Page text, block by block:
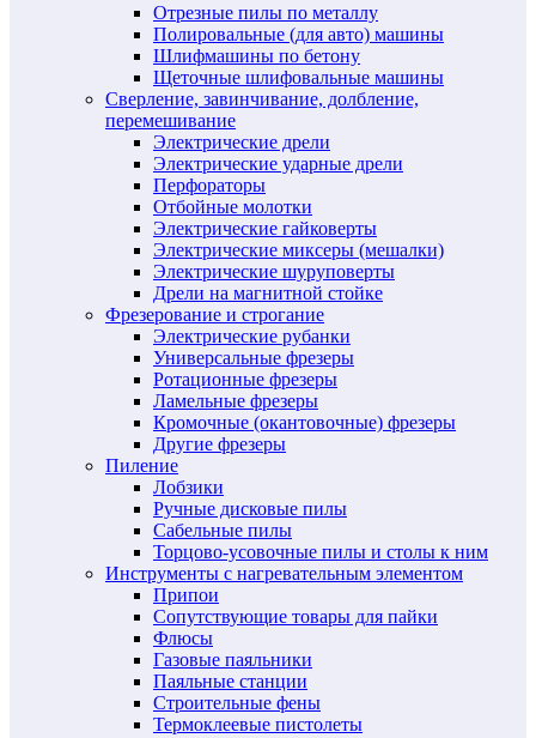
Отрезные пилы по металлу
Полировальные (для авто) машины
Шлифмашины по бетону
Щеточные шлифовальные машины
Сверление, завинчивание, долбление,
перемешивание
Электрические дрели
Электрические ударные дрели
Перфораторы
Отбойные молотки
Электрические гайковерты
Электрические миксеры (мешалки)
Электрические шуруповерты
Дрели на магнитной стойке
Фрезерование и строгание
Электрические рубанки
Универсальные фрезеры
Ротационные фрезеры
Ламельные фрезеры
Кромочные (окантовочные) фрезеры
Другие фрезеры
Пиление
Лобзики
Ручные дисковые пилы
Сабельные пилы
Торцово-усовочные пилы и столы к ним
Инструменты с нагревательным элементом
Припои
Сопутствующие товары для пайки
Флюсы
Газовые паяльники
Паяльные станции
Строительные фены
Термоклеевые пистолеты